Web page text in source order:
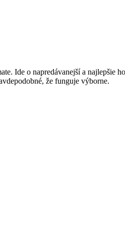
Ide o napredávanejší a
že funguje výborne.